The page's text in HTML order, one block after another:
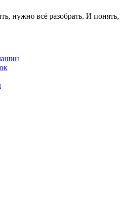
нужно всё разобрать. И понять,